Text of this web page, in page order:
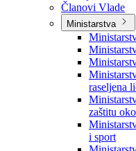
Vlada
Vlada BPK
Premijer
Članovi Vlade
Ministarstva
raseljena